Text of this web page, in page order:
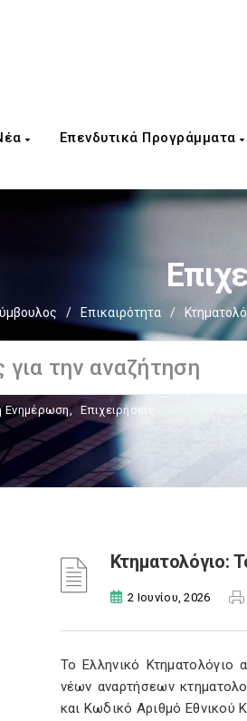
Επενδυτικά Προγράμματα
/ Επικαιρότητα /
Ενημέρωση, Επιχειρήσεις
Κτηματολόγιο:
2 Ιουνίου, 2026
Το Ελληνικό Κτηματολόγιο
νέων αναρτήσεων
και Κωδικό Αριθμό Εθνικού